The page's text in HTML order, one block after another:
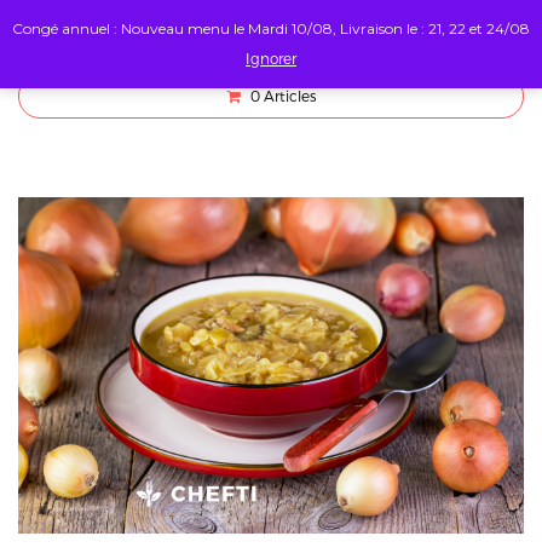
0 Articles
Congé annuel : Nouveau menu le Mardi 10/08, Livraison le : 21, 22 et 24/08
Ignorer